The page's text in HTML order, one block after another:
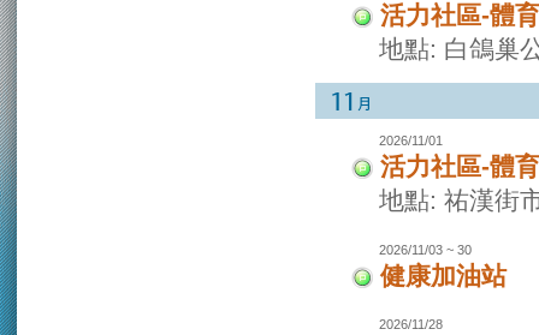
活力社區-體
地點: 白鴿巢
2026/11/01
活力社區-體
地點: 祐漢街
2026/11/03 ~ 30
健康加油站
2026/11/28